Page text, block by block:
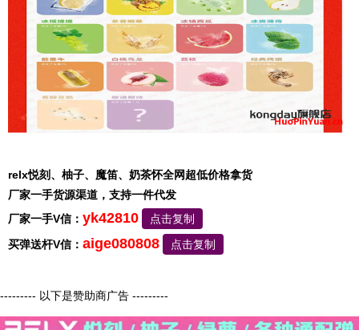
relx悦刻、柚子、魔笛、奶茶怀全网超低价格拿货
厂家一手货源渠道，支持一件代发
厂家一手V信： yk42810
点击复制
买弹送杆V信： aige080808 点击复制
--------- 以下是赞助商广告 ---------